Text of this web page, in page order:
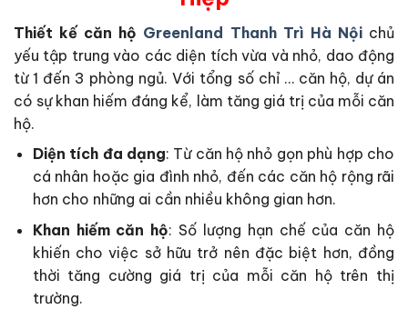
Thiết kế căn hộ Greenland Thanh Trì Hà Nộichủ
yếu tập trung vào các diện tích vừa và nhỏ, dao động
từ 1 đến 3 phòng ngủ. Với tổng số chỉ … căn hộ, dự án
có sự khan hiếm đáng kể, làm tăng giá trị của mỗi căn
hộ.
Diện tích đa dạng: Từ căn hộ nhỏ gọn phù hợp cho
cá nhân hoặc gia đình nhỏ, đến các căn hộ rộng rãi
hơn cho những ai cần nhiều không gian hơn.
Khan hiếm căn hộ: Số lượng hạn chế của căn hộ
khiến cho việc sở hữu trở nên đặc biệt hơn, đồng
thời tăng cường giá trị của mỗi căn hộ trên thị
trường.